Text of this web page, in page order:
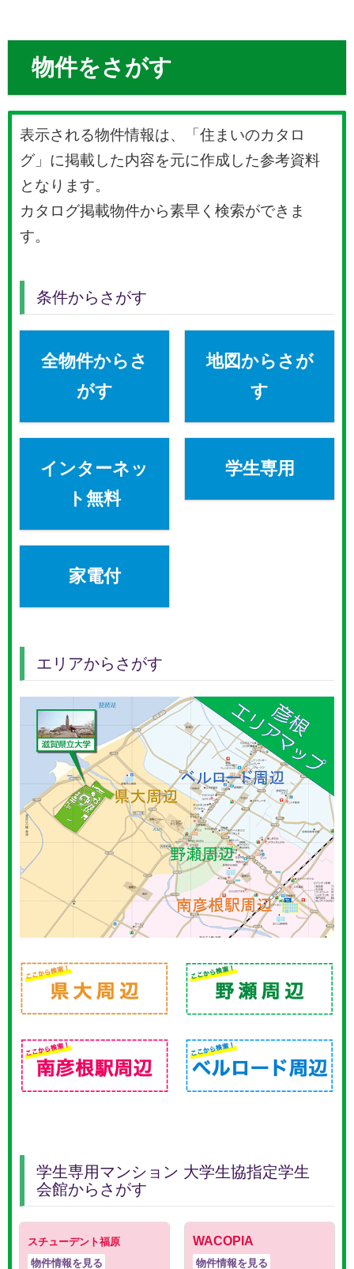
物件をさがす
表示される物件情報は、「住まいのカタロ
グ」に掲載した内容を元に作成した参考資料
となります。
カタログ掲載物件から素早く検索ができま
す。
条件からさがす
全物件からさ
がす
地図からさが
す
インターネッ
ト無料
学生専用
家電付
エリアからさがす
学生専用マンション 大学生協指定学生
会館からさがす
スチューデント福原
物件情報を見る
WACOPIA
物件情報を見る